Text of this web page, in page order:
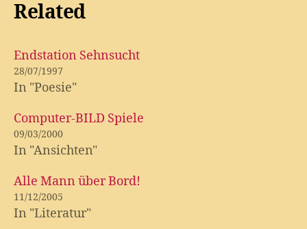
Related
Endstation Sehnsucht
28/07/1997
In "Poesie"
Computer-BILD Spiele
09/03/2000
In "Ansichten"
Alle Mann über Bord!
11/12/2005
In "Literatur"